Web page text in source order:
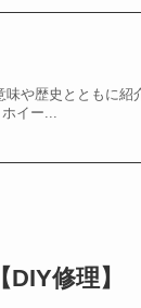
や歴史とともに紹
イー...
修理】